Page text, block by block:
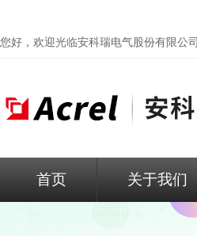
您好，欢迎光临安科瑞电气股份有限公司
首页 关于我们